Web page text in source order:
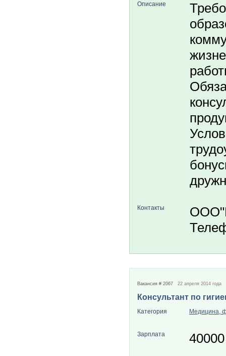
Описание
Контакты
Вакансия # 2067 22 апреля 2014 года
Консультант по
Категория Медицина,
Зарплата 40000